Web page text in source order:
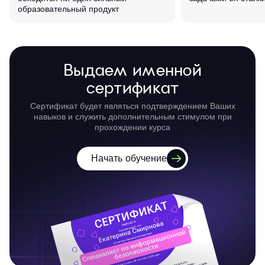
образовательный продукт
Выдаем именной
сертификат
Сертификат будет являться подтверждением Ваших
навыков и служить дополнительным стимулом при
прохождении курса
Начать обучение